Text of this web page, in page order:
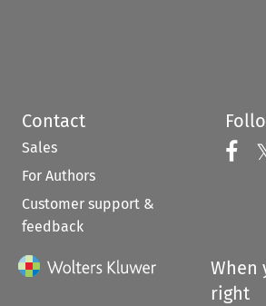
Contact
Sales
For Authors
Customer support &
feedback
When
right